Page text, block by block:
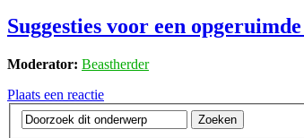
Suggesties voor een
Moderator: Beastherder
Plaats een reactie